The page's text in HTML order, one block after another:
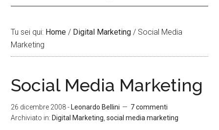
Tu sei qui: Home / Digital Marketing / Social Media
Marketing
Social Media Marketing
26 dicembre 2008- Leonardo Bellini
7 commenti
Archiviato in: Digital Marketing ,social media marketing